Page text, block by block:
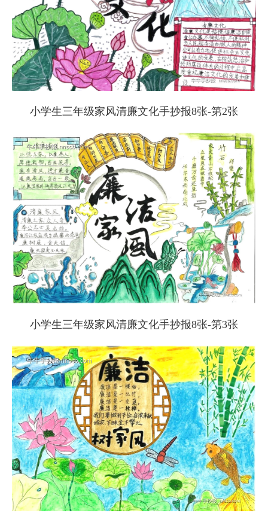
小学生三年级家风清廉文化手抄报8张-第2张
小学生三年级家风清廉文化手抄报8张-第3张